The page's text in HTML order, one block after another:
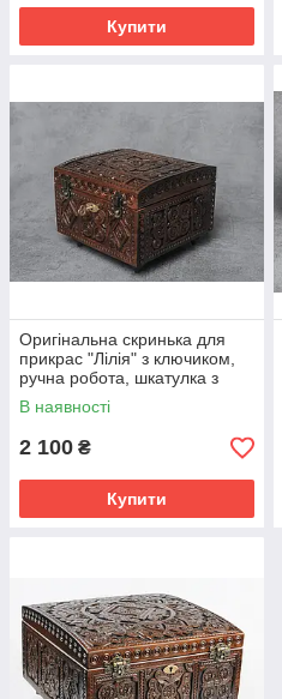
Купити
Оригінальна скринька для
прикрас "Лілія" з ключиком,
ручна робота, шкатулка з
дерева, 16х16 см
В наявності
2 100 ₴
Купити